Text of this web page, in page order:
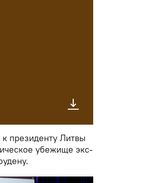
президенту Литвы
убежище экс-